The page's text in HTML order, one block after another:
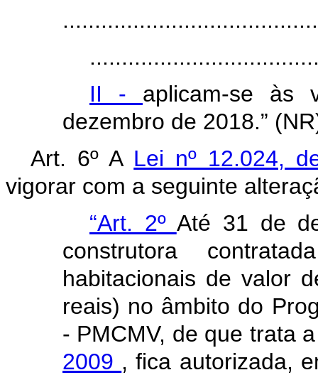
II - aplicam-se às
dezembro de 2018.”
Art. 6º A Lei nº 12.024,
vigorar com a seguinte
“Art. 2º Até 31 de
construtora
habitacionais de valor
reais) no âmbito do
- PMCMV, de que trata
2009 , fica autorizada,